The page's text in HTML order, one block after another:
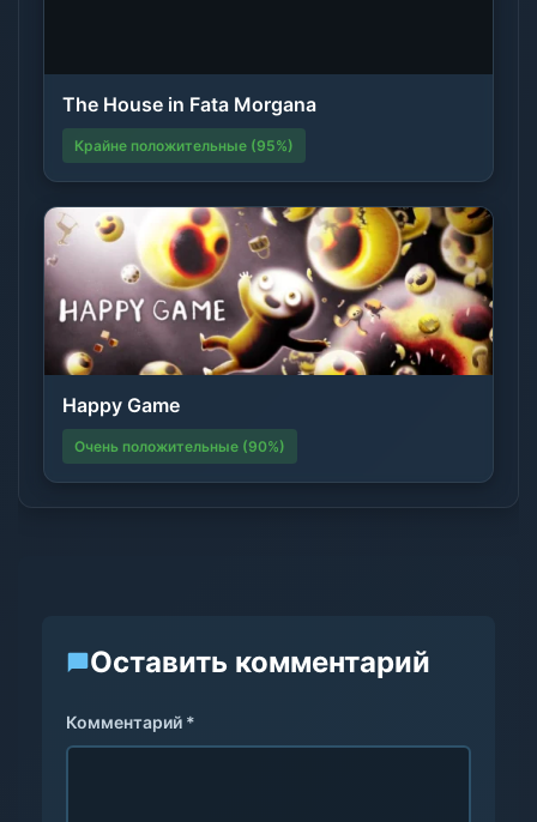
The House in Fata Morgana
Крайне положительные (95%)
Happy Game
Очень положительные (90%)
Оставить комментарий
Комментарий *